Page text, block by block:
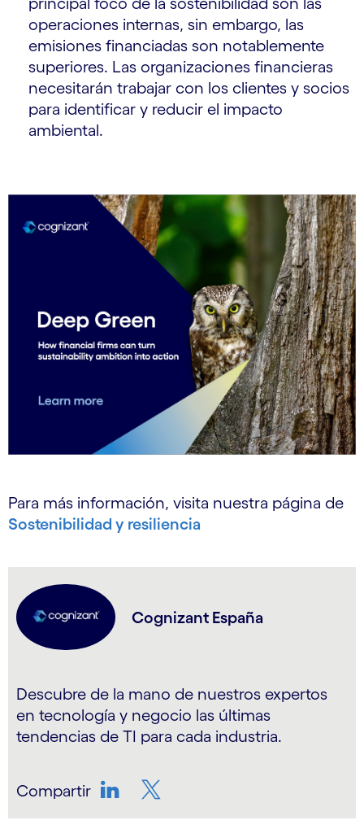
operaciones internas, sin embargo, las
emisiones financiadas son notablemente
superiores. Las organizaciones financieras
necesitarán trabajar con los clientes y socios
para identificar y reducir el impacto
ambiental.
Para más información, visita nuestra página de
Sostenibilidad y resiliencia
Cognizant España
Descubre de la mano de nuestros expertos
en tecnología y negocio las últimas
tendencias de TI para cada industria.
Compartir